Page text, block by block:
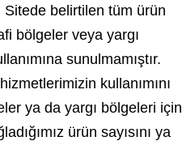
belirtilen tüm ürün
bölgeler veya yargı
sunulmamıştır.
kullanımını
ya da yargı bölgeleri için
ürün sayısını ya